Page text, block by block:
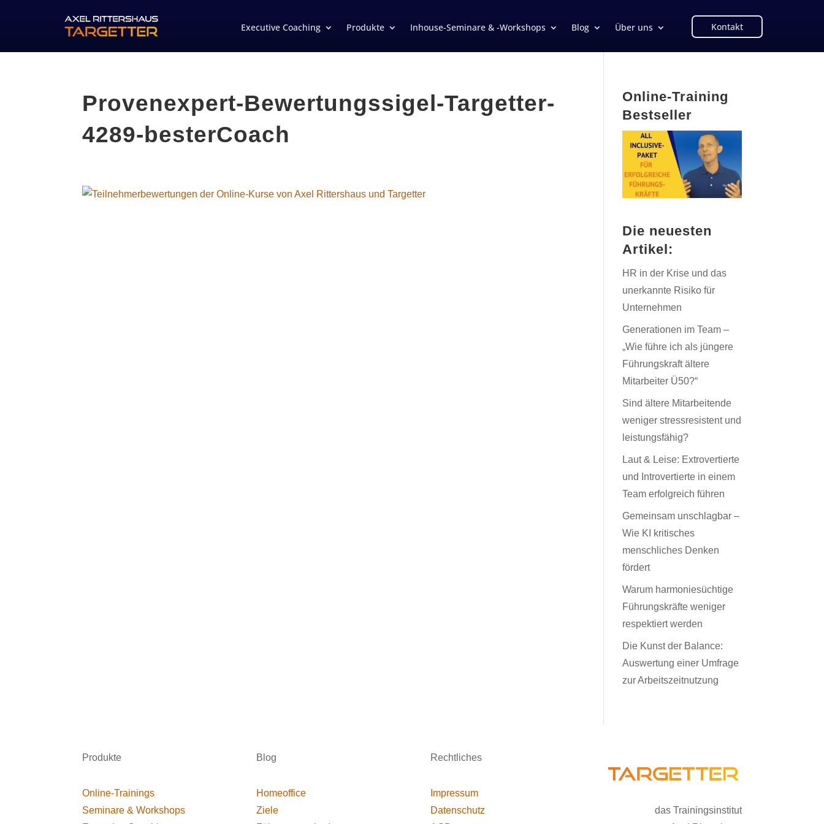
Executive Coaching Produkte Inhouse-Seminare & -Workshops Blog Über uns Kontakt
Provenexpert-Bewertungssigel-Targetter-
4289-besterCoach
Online-Training
Bestseller
Die neuesten
Artikel:
HR in der Krise und das
unerkannte Risiko für
Unternehmen
Generationen im Team –
„Wie führe ich als jüngere
Führungskraft ältere
Mitarbeiter Ü50?“
Sind ältere Mitarbeitende
weniger stressresistent und
leistungsfähig?
Laut & Leise: Extrovertierte
und Introvertierte in einem
Team erfolgreich führen
Gemeinsam unschlagbar –
Wie KI kritisches
menschliches Denken
fördert
Warum harmoniesüchtige
Führungskräfte weniger
respektiert werden
Die Kunst der Balance:
Auswertung einer Umfrage
zur Arbeitszeitnutzung
Produkte
Online-Trainings
Seminare & Workshops
Blog
Homeoffice
Ziele
Rechtliches
Impressum
Datenschutz
das Trainingsinstitut